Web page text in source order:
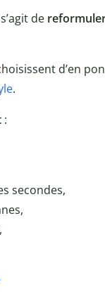
de
d’en
.
:
secondes,